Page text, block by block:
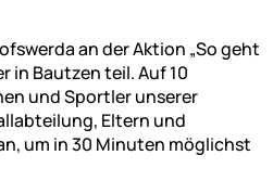
an der Aktion „So geht
in Bautzen teil. Auf 10
und Sportler unserer
Eltern und
um in 30 Minuten möglichst